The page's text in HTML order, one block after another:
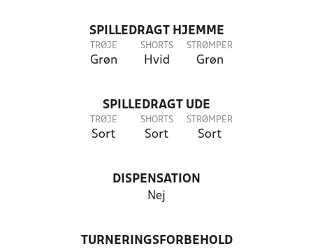
SPILLEDRAGT HJEMME
TRØJE
Grøn
SHORTS
Hvid
STRØMPER
Grøn
SPILLEDRAGT UDE
TRØJE
Sort
SHORTS
Sort
STRØMPER
Sort
DISPENSATION
Nej
TURNERINGSFORBEHOLD